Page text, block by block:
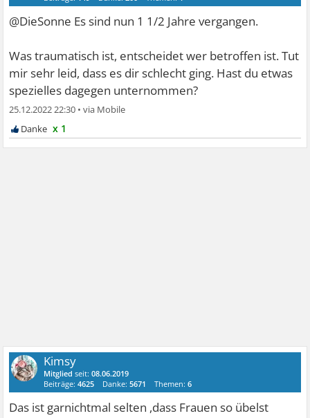
@DieSonne Es sind nun 1 1/2 Jahre vergangen.
Was traumatisch ist, entscheidet wer betroffen ist. Tut
mir sehr leid, dass es dir schlecht ging. Hast du etwas
spezielles dagegen unternommen?
25.12.2022 22:30 •
x 1
Kimsy
Mitglied seit:08.06.2019
Beiträge:4625 Danke:5671 Themen:6
Das ist garnichtmal selten ,dass Frauen so übelst